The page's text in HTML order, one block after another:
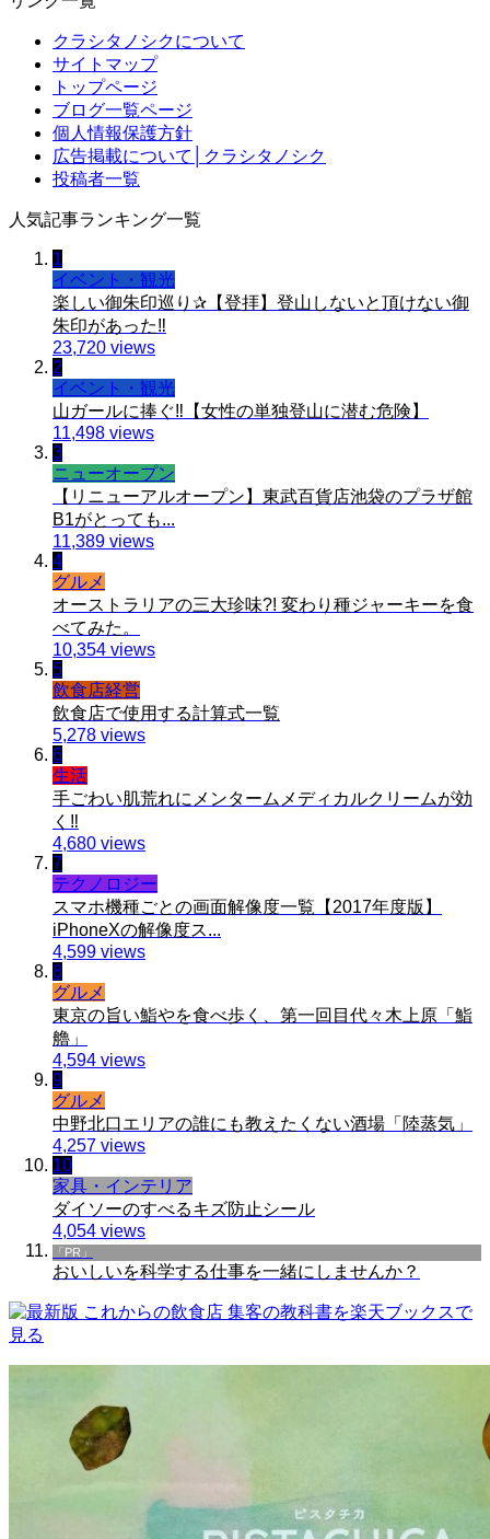
クラシタノシクについて
サイトマップ
トップページ
ブログ一覧ページ
個人情報保護方針
広告掲載について│クラシタノシク
投稿者一覧
人気記事ランキング一覧
1
イベント・観光
楽しい御朱印巡り✰【登拝】登山しないと頂けない御
朱印があった‼️
23,720 views
2
イベント・観光
山ガールに捧ぐ‼️【女性の単独登山に潜む危険】
11,498 views
3
ニューオープン
【リニューアルオープン】東武百貨店池袋のプラザ館
B1がとっても...
11,389 views
4
グルメ
オーストラリアの三大珍味?! 変わり種ジャーキーを食
べてみた。
10,354 views
5
飲食店経営
飲食店で使用する計算式一覧
5,278 views
6
生活
手ごわい肌荒れにメンタームメディカルクリームが効
く‼︎
4,680 views
7
テクノロジー
スマホ機種ごとの画面解像度一覧【2017年度版】
iPhoneXの解像度ス...
4,599 views
8
グルメ
東京の旨い鮨やを食べ歩く、第一回目代々木上原「鮨
艪」
4,594 views
9
グルメ
中野北口エリアの誰にも教えたくない酒場「陸蒸気」
4,257 views
10
家具・インテリア
ダイソーのすべるキズ防止シール
4,054 views
「PR」
おいしいを科学する仕事を一緒にしませんか？